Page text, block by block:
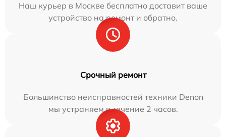
Наш курьер в Москве бесплатно доставит ваше
устройство на ремонт и обратно.
Срочный ремонт
Большинство неисправностей техники Denon
мы устраняем в течение 2 часов.